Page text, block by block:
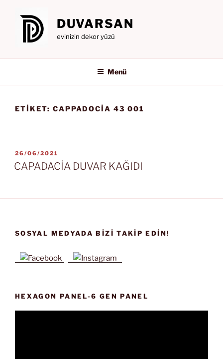
DUVARSAN
evinizin dekor yüzü
Menü
ETIKET: CAPPADOCIA 43 001
YAYIM
TARIHI
26/06/2021
CAPADACİA DUVAR KAĞIDI
SOSYAL MEDYADA BIZI TAKIP EDIN!
HEXAGON PANEL-6 GEN PANEL